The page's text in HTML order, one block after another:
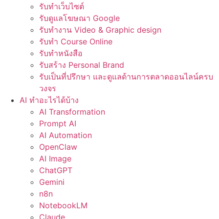
รับทำเว็บไซต์
รับดูแลโฆษณา Google
รับทำงาน Video & Graphic design
รับทำ Course Online
รับทำหนังสือ
รับสร้าง Personal Brand
รับเป็นที่ปรึกษา และดูแลด้านการตลาดออนไลน์ครบ
วงจร
AI ทำอะไรได้บ้าง
AI Transformation
Prompt AI
AI Automation
OpenClaw
AI Image
ChatGPT
Gemini
n8n
NotebookLM
Claude